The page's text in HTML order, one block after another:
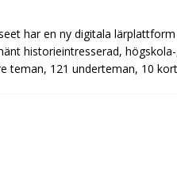
har en ny digitala
historieintresserad,
teman, 121 underteman, 10